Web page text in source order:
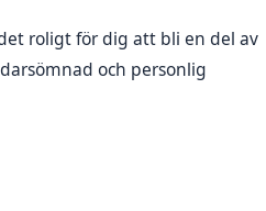
roligt för dig att bli en del av
och personlig